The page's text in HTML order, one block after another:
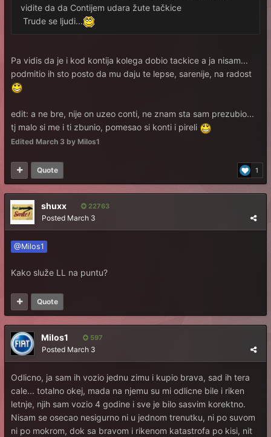
vidite da da Contijem udara žute tačkice
Trude se ljudi...
Pa vidis da je i kod kontija kolega dobio tackice a ja nisam...
podmitio ih sto posto da mu daju te lepse, sarenije, na radost
edit: a ne bre, nije on uzeo conti, ne znam sta sam prezubio...
tj malo si me i ti zbunio, pomesao si konti i pireli
Edited March 3 by Milos1
1
Quote
shuxx 22763
Posted March 3
@Milos1
Kako služe LL na puntu?
Quote
Milos1 597
Posted March 3
Odlicno, ja sam ih vozio jednu zimu i kupio brava, sad ih tera
cale... totalno okej, mada na njemu su mi odlicne bile i riken
letnje, njih sam vozio 4 godine i sve je bilo sasvim korektno.
Nisam se osecao nesigurno ni u jednom trenutku, ni po suvom
ni po mokrom, dok sa bravom i rikenom katastrofa po kisi, nit